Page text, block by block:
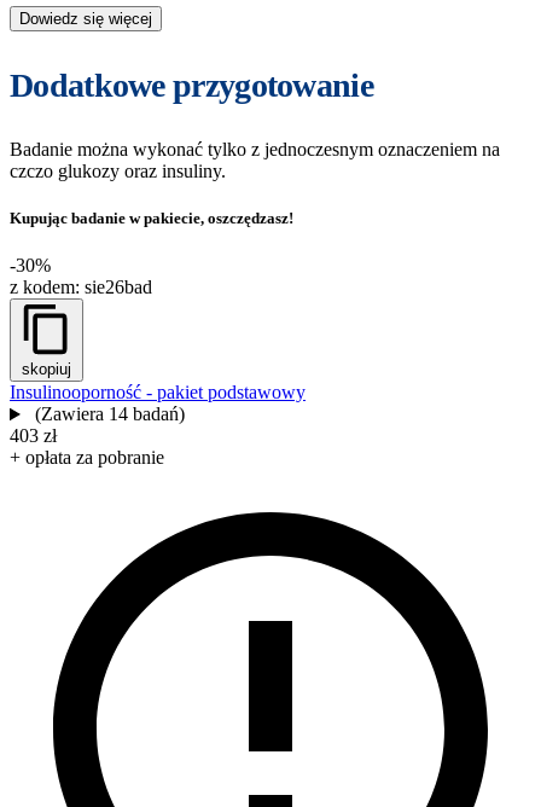
Dowiedz się więcej
Dodatkowe przygotowanie
Badanie można wykonać tylko z jednoczesnym oznaczeniem na
czczo glukozy oraz insuliny.
Kupując badanie w pakiecie, oszczędzasz!
-30%
z kodem: sie26bad
skopiuj
Insulinooporność - pakiet podstawowy
(Zawiera 14 badań)
403 zł
+ opłata za pobranie